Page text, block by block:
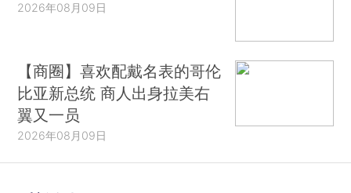
2026年08月09日
【商圈】喜欢配戴名表的哥伦
比亚新总统 商人出身拉美右
翼又一员
2026年08月09日